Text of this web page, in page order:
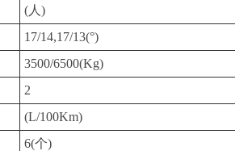
(人)
17/14,17/13(°)
3500/6500(Kg)
2
(L/100Km)
6(个)